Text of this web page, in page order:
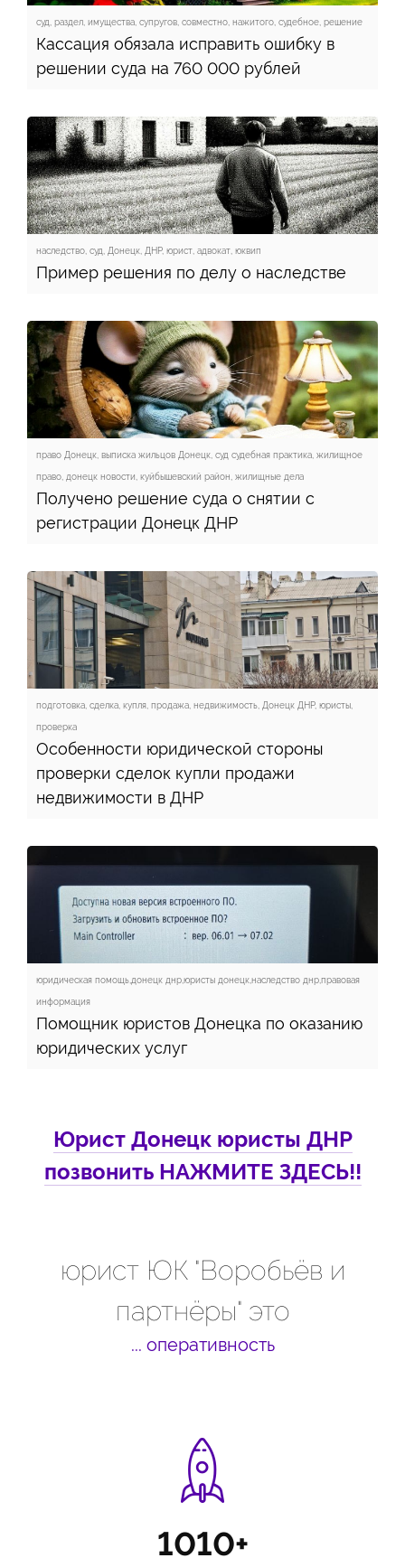
суд, раздел, имущества, супругов, совместно, нажитого, судебное, решение
Кассация обязала исправить ошибку в
решении суда на 760 000 рублей
наследство, суд, Донецк, ДНР, юрист, адвокат, юквип
Пример решения по делу о наследстве
право Донецк, выписка жильцов Донецк, суд судебная практика, жилищное
право, донецк новости, куйбышевский район, жилищные дела
Получено решение суда о снятии с
регистрации Донецк ДНР
подготовка, сделка, купля, продажа, недвижимость, Донецк ДНР, юристы,
проверка
Особенности юридической стороны
проверки сделок купли продажи
недвижимости в ДНР
юридическая помощь,донецк днр,юристы донецк,наследство днр,правовая
информация
Помощник юристов Донецка по оказанию
юридических услуг
Юрист Донецк юристы ДНР
позвонить НАЖМИТЕ ЗДЕСЬ!!
юрист ЮК "Воробьёв и
партнёры" это
... оперативность
1010+